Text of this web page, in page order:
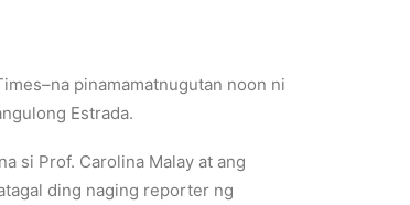
pinamamatnugutan noon ni
Estrada.
si Prof. Carolina Malay at ang
ding naging reporter ng